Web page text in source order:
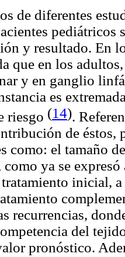
de diferentes
pediátricos
y resultado. En
que en los
y en ganglio
es
riesgo (14).
de éstos,
como: el tamaño
como ya se
inicial,
recurrencias,
del
pronóstico.